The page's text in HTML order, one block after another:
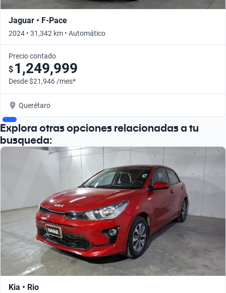
Jaguar • F-Pace
2024 • 31,342 km • Automático
Precio contado
$ 1,249,999
Desde $21,946 /mes*
Querétaro
Explora otras opciones relacionadas a tu
busqueda:
Kia • Rio